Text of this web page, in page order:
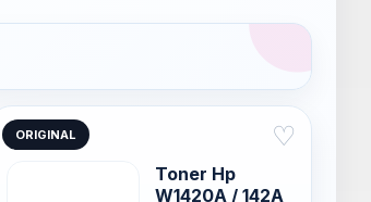
ORIGINAL ♡
Toner Hp
W1420A / 142A